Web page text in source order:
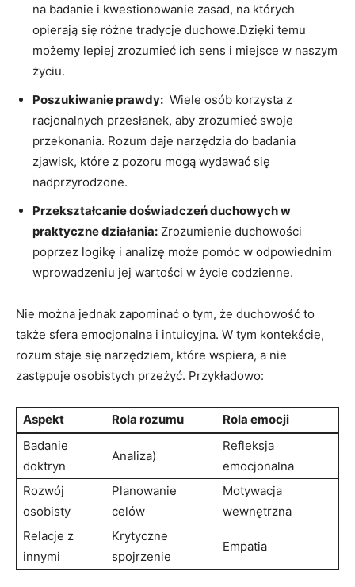
na badanie ⁤i kwestionowanie zasad, na których
opierają się ‌różne⁣ tradycje duchowe.Dzięki temu
‌możemy ⁣lepiej zrozumieć ich sens i ⁤miejsce w ​naszym
życiu.
Poszukiwanie⁢ prawdy: ‍ Wiele ⁢osób korzysta z
racjonalnych ‍przesłanek,‌ aby zrozumieć swoje
przekonania. Rozum ​daje narzędzia do⁤ badania
zjawisk, które z pozoru mogą wydawać ⁤się
nadprzyrodzone.
Przekształcanie doświadczeń duchowych w
praktyczne działania: Zrozumienie duchowości​
poprzez⁤ logikę i analizę może pomóc w odpowiednim
wprowadzeniu jej wartości w życie codzienne.
Nie można jednak zapominać‍ o tym, że⁣ duchowość to
także ‍sfera⁤ emocjonalna i intuicyjna. W tym kontekście,
rozum staje ⁣się narzędziem, które wspiera, a nie
‌zastępuje osobistych przeżyć. Przykładowo:
Aspekt Rola rozumu
Rola emocji
Badanie
doktryn
Analiza)
Refleksja
emocjonalna
Rozwój
‍osobisty
Planowanie
celów
Motywacja
wewnętrzna
Relacje z
innymi
Krytyczne
spojrzenie
Empatia